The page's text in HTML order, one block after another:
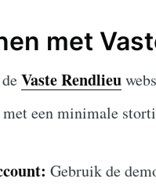
met
Vaste Rendlieu
een minimale
Gebruik de